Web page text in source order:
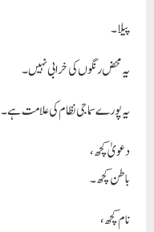
پیلا۔
یہ محض رنگوں کی خرابی نہیں۔
یہ پورے سماجی نظام کی علامت ہے۔
دعویٰ کچھ،
باطن کچھ۔
نام کچھ،